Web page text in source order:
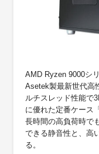
AMD Ryzen 9000シ
Asetek製最新世代高
ルチスレッド性能で
に優れた定番ケース
長時間の高負荷時で
できる静音性と、高
る。